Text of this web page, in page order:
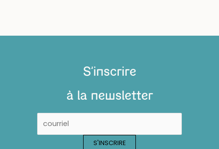
–
S'inscrire
à la newsletter